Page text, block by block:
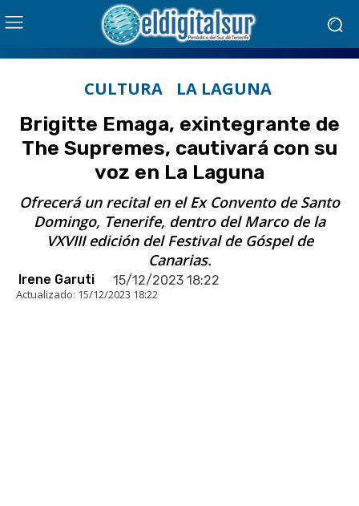
CULTURA LA LAGUNA
Brigitte Emaga, exintegrante de
The Supremes, cautivará con su
voz en La Laguna
Ofrecerá un recital en el Ex Convento de Santo
Domingo, Tenerife, dentro del Marco de la
VXVIII edición del Festival de Góspel de
Canarias.
Irene Garuti 15/12/2023 18:22
Actualizado: 15/12/2023 18:22